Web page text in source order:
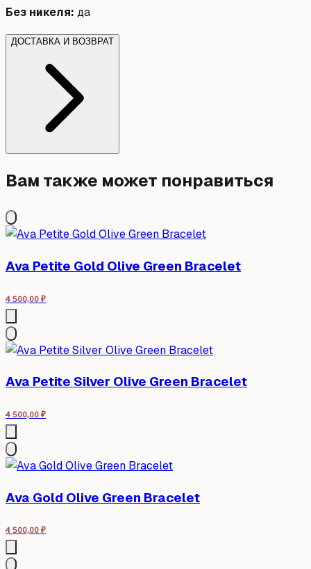
Без никеля: да
ДОСТАВКА И ВОЗВРАТ
Вам также может понравиться
Ava Petite Gold Olive Green Bracelet
4 500,00 ₽
Ava Petite Silver Olive Green Bracelet
4 500,00 ₽
Ava Gold Olive Green Bracelet
4 500,00 ₽